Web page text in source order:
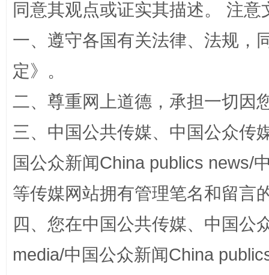
同意其观点或证实其描述。 注
一、遵守各国有关法律、法规，
定》。
二、尊重网上道德，承担一切因
三、中国公共传媒、中国公众传
国公众新闻China publics news/
等传媒网站拥有管理笔名和留言
四、您在中国公共传媒、中国公
media/中国公众新闻China